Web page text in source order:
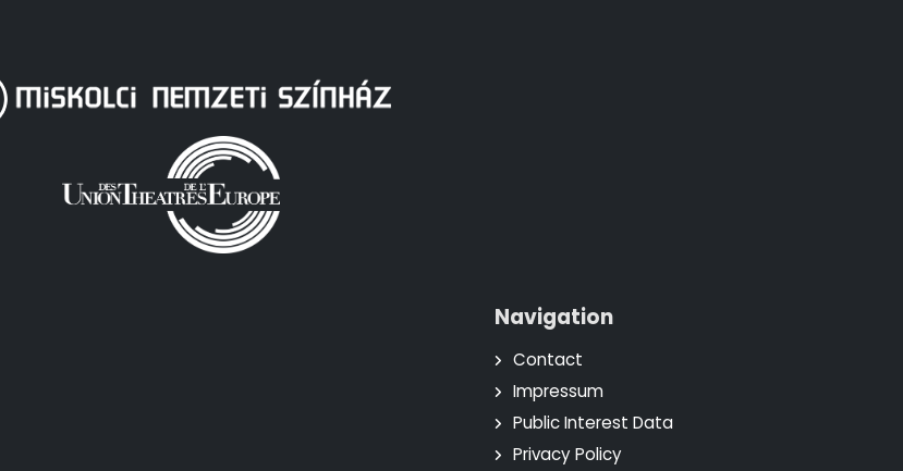
Navigation
Contact
Impressum
Public Interest Data
Privacy Policy